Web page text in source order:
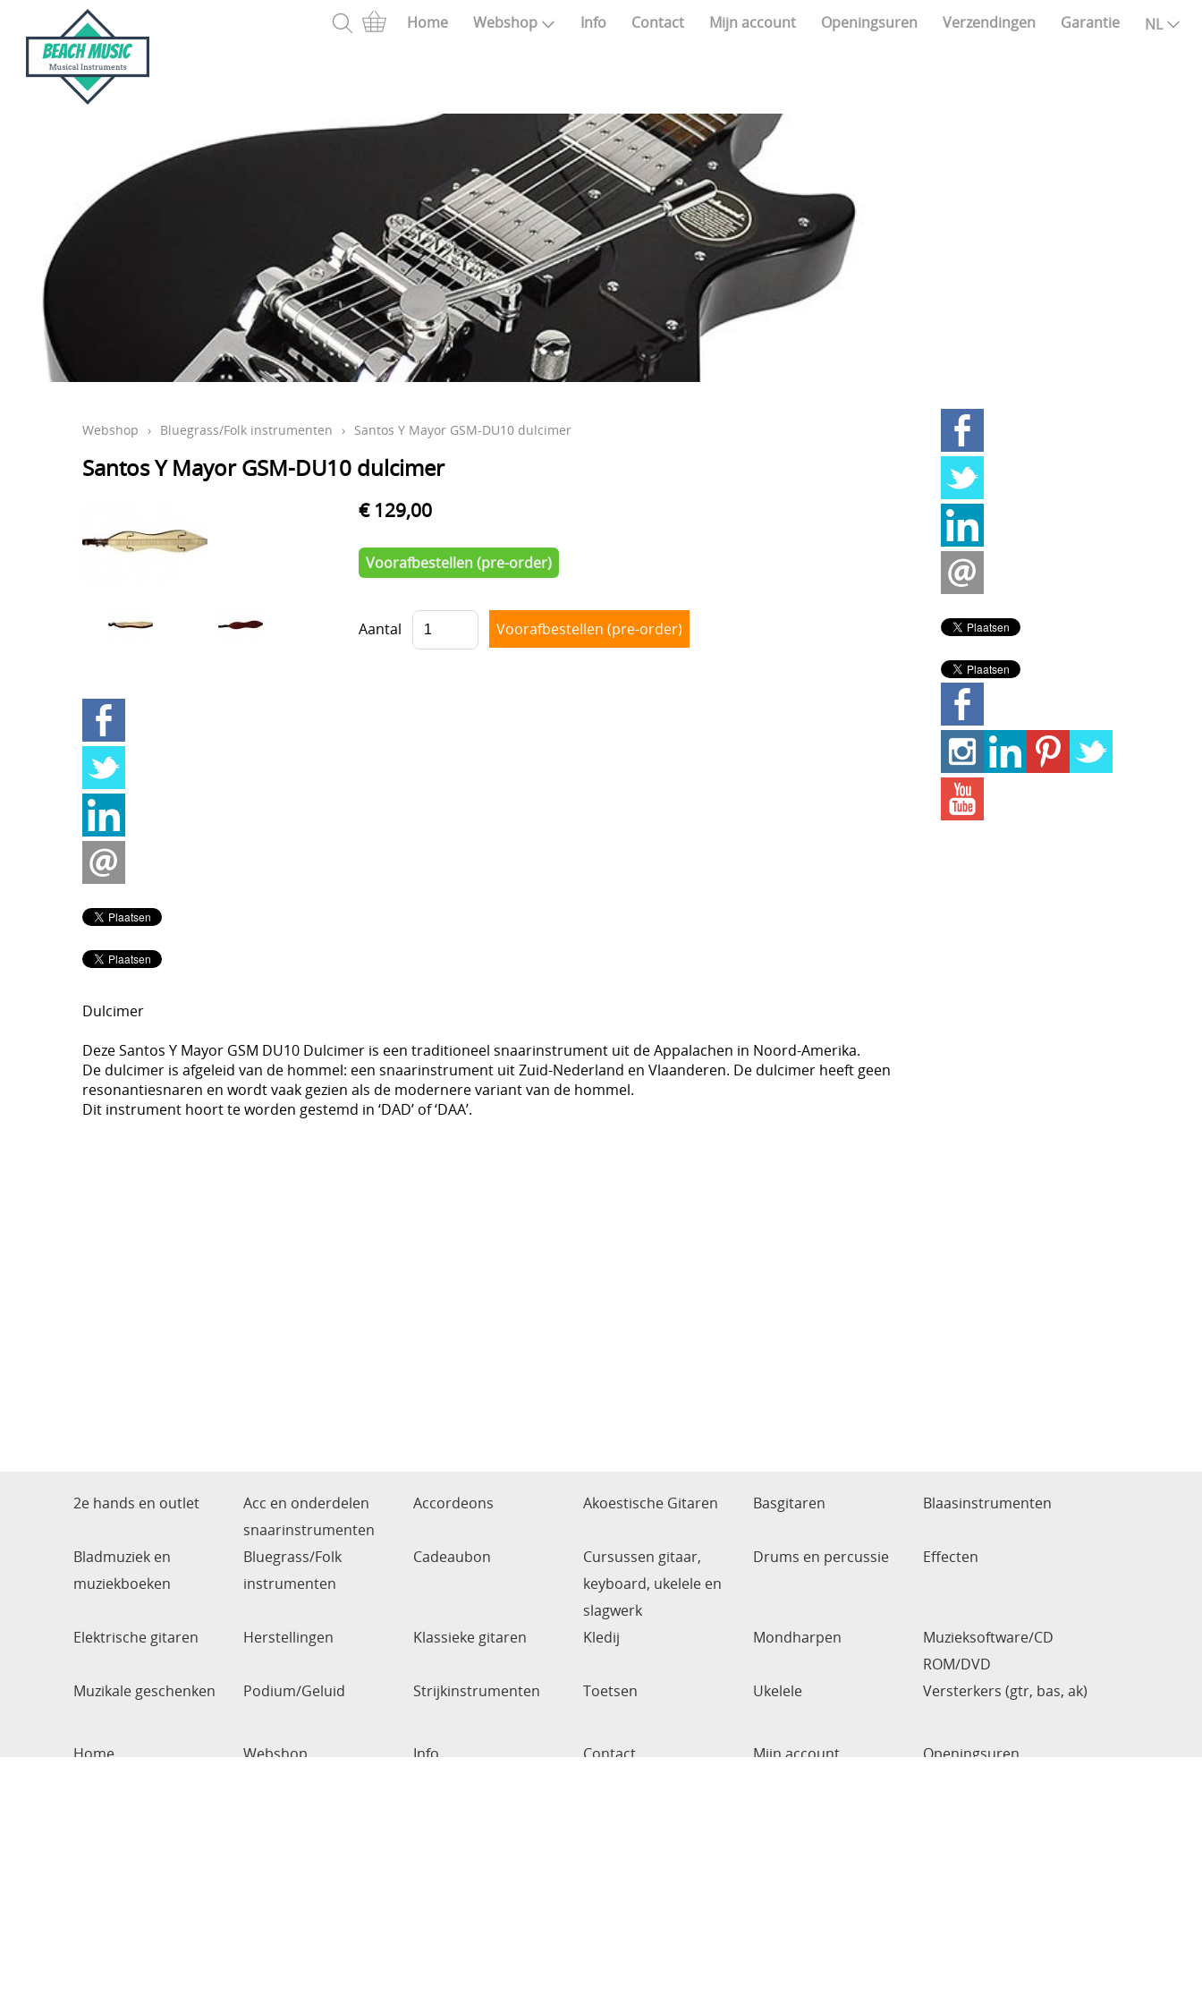
Home Webshop Info Contact Mijn account Openingsuren Verzendingen Garantie NL
Webshop › Bluegrass/Folk instrumenten › Santos Y Mayor GSM-DU10 dulcimer
Santos Y Mayor GSM-DU10 dulcimer
€ 129,00
Voorafbestellen (pre-order)
Aantal
Dulcimer
Deze Santos Y Mayor GSM DU10 Dulcimer is een traditioneel snaarinstrument uit de Appalachen in Noord-Amerika.
De dulcimer is afgeleid van de hommel: een snaarinstrument uit Zuid-Nederland en Vlaanderen. De dulcimer heeft geen
resonantiesnaren en wordt vaak gezien als de modernere variant van de hommel.
Dit instrument hoort te worden gestemd in ‘DAD’ of ‘DAA’.
2e hands en outlet
Acc en onderdelen
snaarinstrumenten
Accordeons Akoestische Gitaren Basgitaren Blaasinstrumenten
Bladmuziek en
muziekboeken
Bluegrass/Folk
instrumenten
Cadeaubon
Cursussen gitaar,
keyboard, ukelele en
slagwerk
Drums en percussie Effecten
Elektrische gitaren Herstellingen Klassieke gitaren Kledij Mondharpen
Muzieksoftware/CD
ROM/DVD
Muzikale geschenken
Podium/Geluid Strijkinstrumenten Toetsen Ukelele Versterkers (gtr, bas, ak)
Home Webshop Info Contact Mijn account
Openingsuren